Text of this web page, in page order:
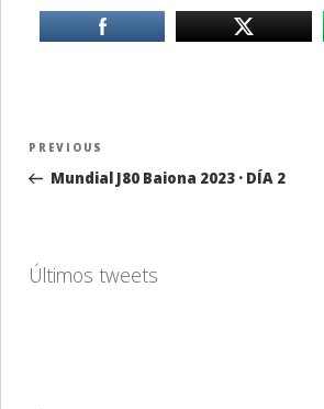
Navegación
entradas
Previous
Post
PREVIOUS
Mundial J80 Baiona 2023 · DÍA 2
Últimos tweets